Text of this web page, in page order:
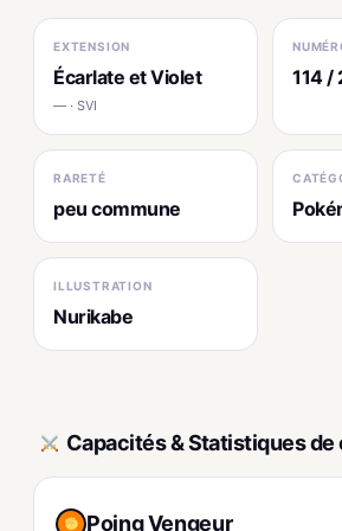
EXTENSION
Écarlate et Violet
— · SVI
114 /
RARETÉ
peu commune
ILLUSTRATION
Nurikabe
Capacités & Statistiques de
Poing Vengeur